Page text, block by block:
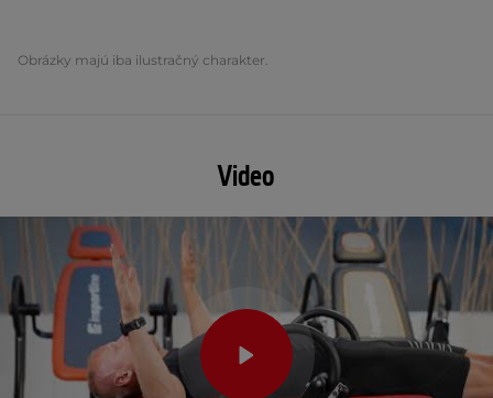
Obrázky majú iba ilustračný charakter.
Video